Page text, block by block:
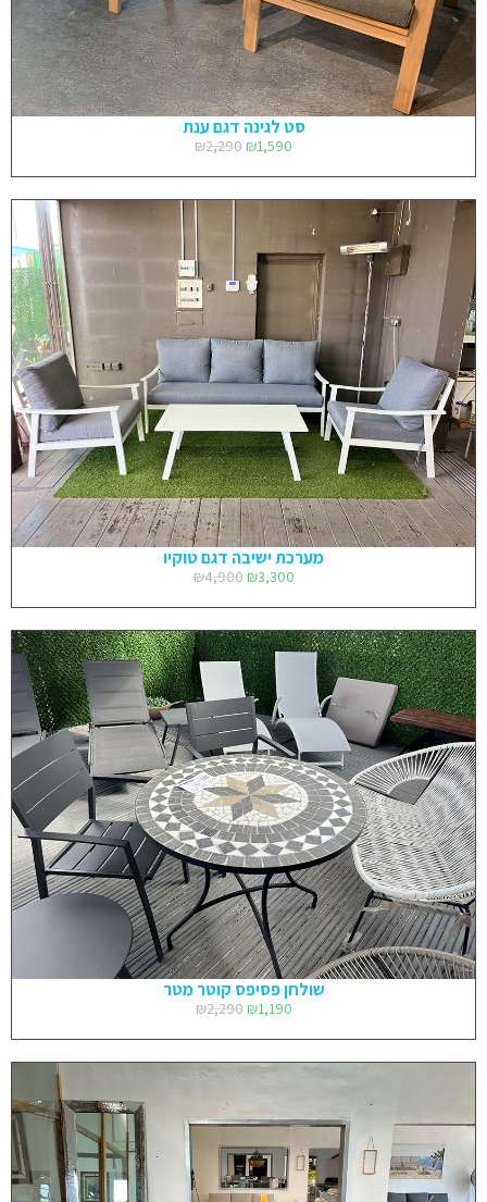
סט לגינה דגם ענת
₪2,290 ₪1,590
מערכת ישיבה דגם טוקיו
₪4,900 ₪3,300
שולחן פסיפס קוטר מטר
₪2,290 ₪1,190